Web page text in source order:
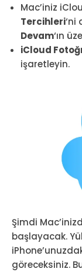
Mac’iniz
Tercihleri‘ni
Devam‘ın
iCloud
işaretleyin.
Şimdi
başlayacak.
göreceksiniz.